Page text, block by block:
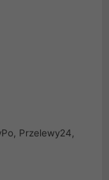
Przelewy24,